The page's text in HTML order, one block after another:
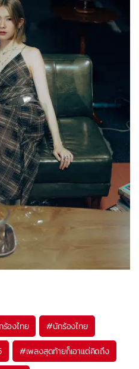
ร้องไทย #นักร้องไทย
#เพลงสุดท้ายก็เอาแต่คิดถึง